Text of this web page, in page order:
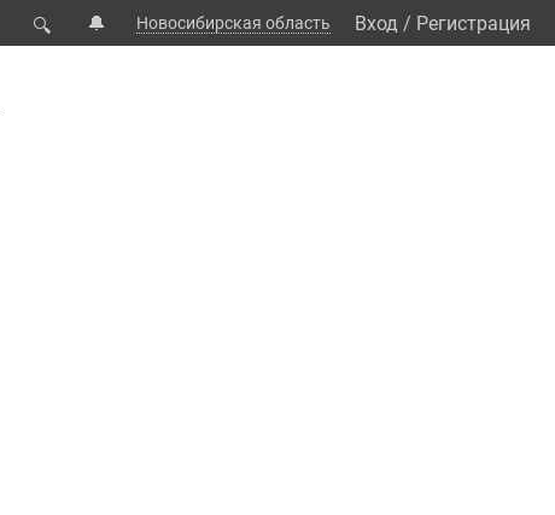
🔍 🔔 Новосибирская область Вход / Регистрация